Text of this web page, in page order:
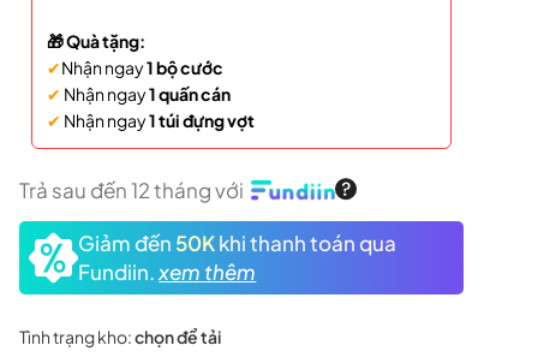
🎁 Quà tặng:
✔Nhận ngay1 bộ cước
✔ Nhận ngay1 quấn cán
✔ Nhận ngay1 túi đựng vợt
Trả sau đến 12 tháng với
Giảm đến 50Kkhi thanh toán qua
Fundiin.xem thêm
Tình trạng kho:chọn để tải